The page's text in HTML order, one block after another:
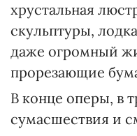
хрустальная
скульптуры,
даже огромный
прорезающие
В конце оперы, в
сумасшествия и